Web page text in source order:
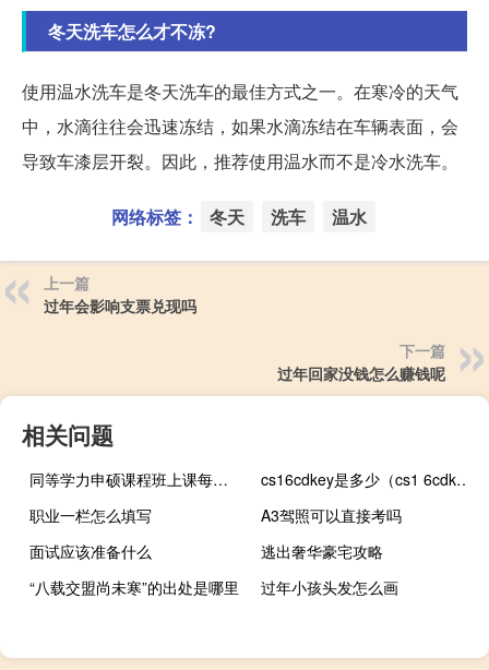
冬天洗车怎么才不冻?
使用温水洗车是冬天洗车的最佳方式之一。在寒冷的天气
中，水滴往往会迅速冻结，如果水滴冻结在车辆表面，会
导致车漆层开裂。因此，推荐使用温水而不是冷水洗车。
网络标签： 冬天 洗车 温水
上一篇
过年会影响支票兑现吗
下一篇
过年回家没钱怎么赚钱呢
相关问题
同等学力申硕课程班上课每个月有几天
cs16cdkey是多少（cs1 6cdkey序列号）
职业一栏怎么填写
A3驾照可以直接考吗
面试应该准备什么
逃出奢华豪宅攻略
“八载交盟尚未寒”的出处是哪里
过年小孩头发怎么画